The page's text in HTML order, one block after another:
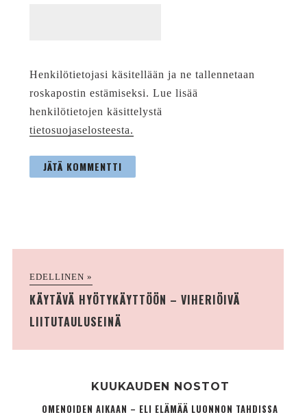
Henkilötietojasi käsitellään ja ne tallennetaan
roskapostin estämiseksi. Lue lisää
henkilötietojen käsittelystä
tietosuojaselosteesta.
EDELLINEN »
KÄYTÄVÄ HYÖTYKÄYTTÖÖN – VIHERIÖIVÄ
LIITUTAULUSEINÄ
KUUKAUDEN NOSTOT
OMENOIDEN AIKAAN – ELI ELÄMÄÄ LUONNON TAHDISSA